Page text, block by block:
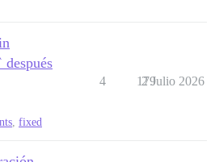
, fixed
4 179
2 Julio 2026